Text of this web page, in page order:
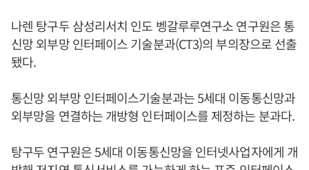
나렌 탕구두 삼성리서치 인도 벵갈루루연구소 연구원은 통
신망 외부망 인터페이스 기술분과(CT3)의 부의장으로 선출
됐다.
통신망 외부망 인터페이스기술분과는 5세대 이동통신망과
외부망을 연결하는 개방형 인터페이스를 제정하는 분과다.
탕구두 연구원은 5세대 이동통신망을 인터넷사업자에게 개